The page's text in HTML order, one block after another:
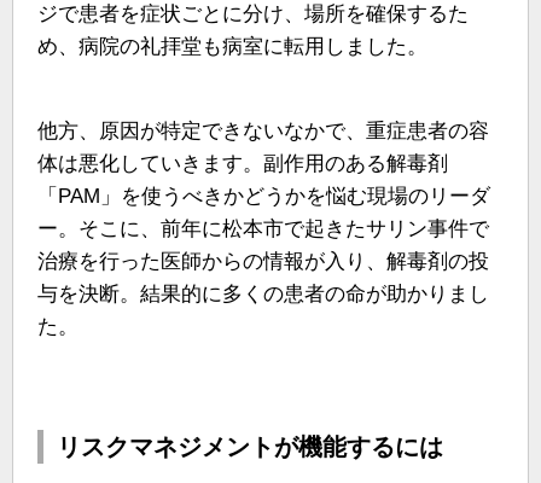
ジで患者を症状ごとに分け、場所を確保するた
め、病院の礼拝堂も病室に転用しました。
他方、原因が特定できないなかで、重症患者の容
体は悪化していきます。副作用のある解毒剤
「PAM」を使うべきかどうかを悩む現場のリーダ
ー。そこに、前年に松本市で起きたサリン事件で
治療を行った医師からの情報が入り、解毒剤の投
与を決断。結果的に多くの患者の命が助かりまし
た。
リスクマネジメントが機能するには